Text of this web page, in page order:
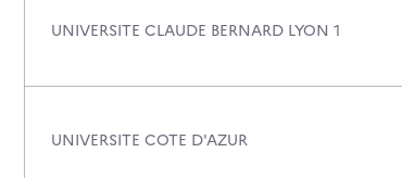
UNIVERSITE CLAUDE BERNARD LYON 1
UNIVERSITE COTE D'AZUR